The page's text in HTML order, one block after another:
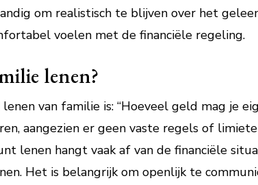
om realistisch te blijven over het
voelen met de financiële regeling.
lenen?
van familie is: “Hoeveel geld mag je
aangezien er geen vaste regels of
lenen hangt vaak af van de financiële
Het is belangrijk om openlijk te